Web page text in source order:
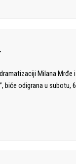
Milana Mrđe i
biće odigrana u subotu,